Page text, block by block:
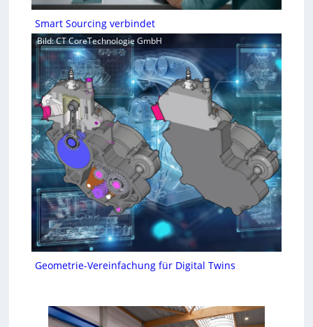
Smart Sourcing verbindet
Bild: CT CoreTechnologie GmbH
Geometrie-Vereinfachung für Digital Twins